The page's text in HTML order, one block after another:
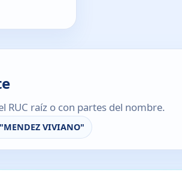
RUC raíz o con partes del nombre.
VIVIANO"